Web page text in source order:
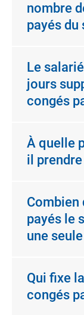
nombre
payés du
Le
jours
congés
À quelle
il
Combien
payés le
une
Qui fixe
congés